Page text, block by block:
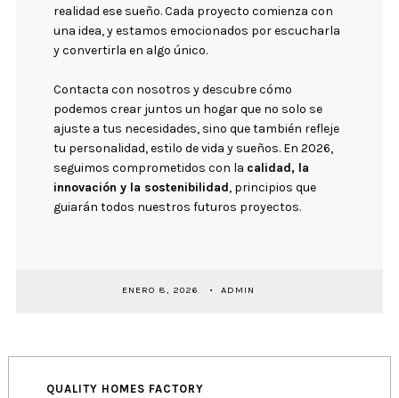
realidad ese sueño. Cada proyecto comienza con
una idea, y estamos emocionados por escucharla
y convertirla en algo único.
Contacta con nosotros y descubre cómo
podemos crear juntos un hogar que no solo se
ajuste a tus necesidades, sino que también refleje
tu personalidad, estilo de vida y sueños. En 2026,
seguimos comprometidos con la calidad, la
innovación y la sostenibilidad, principios que
guiarán todos nuestros futuros proyectos.
ENERO 8, 2026 ADMIN
QUALITY HOMES FACTORY